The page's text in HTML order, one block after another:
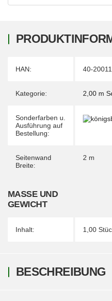
Produkteigenschaft
Wert
HAN: 40-
Kategorie: 2,00 m
Sonderfarben u.
Ausführung auf
Bestellung:
Seitenwand
Breite:
2 m
MASSE UND G
EWICHT
Inhalt: 1,00
BESCHREIBUNG